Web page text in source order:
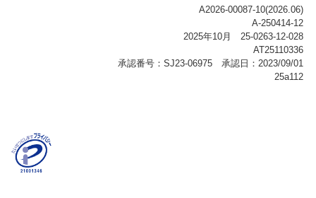
ご契約状態・ご利用履歴インターネット利用時の行動に
関する情報、アプリケーション利用時の行動に関する情
報、購入されたサービスや商品の名称・購入場所・決済
に関する情報、アンケートの回答に関する情報などが含
名、住所、生年月日、性別、保険契約者と被保険者の関
係、保険加入の目的、保険商品の内容、保険料、保険料
のお支払方法、車のメーカーや走行距離などの情報、建